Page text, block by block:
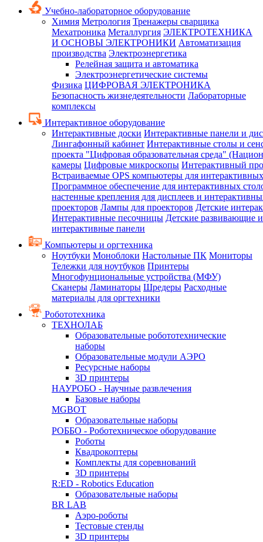
Учебно-лабораторное оборудование
Химия Метрология Тренажеры сварщика
Мехатроника Металлургия ЭЛЕКТРОТЕХНИКА
И ОСНОВЫ ЭЛЕКТРОНИКИ Автоматизация
производства Электроэнергетика
Релейная защита и автоматика
Электроэнергетические системы
Физика ЦИФРОВАЯ ЭЛЕКТРОНИКА
Безопасность жизнедеятельности Лабораторные
комплексы
Интерактивное оборудование
Интерактивные доски Интерактивные панели и
Лингафонный кабинет Интерактивные столы и
проекта "Цифровая образовательная среда"
камеры Цифровые микроскопы Интерактивный
Встраиваемые OPS компьютеры для
Программное обеспечение для интерактивных
настенные крепления для дисплеев и
проекторов Лампы для проекторов Детские
Интерактивные песочницы Детские развивающие
интерактивные панели
Компьютеры и оргтехника
Ноутбуки Моноблоки Настольные ПК Мониторы
Тележки для ноутбуков Принтеры
Многофунциональные устройства (МФУ)
Сканеры Ламинаторы Шредеры Расходные
материалы для оргтехники
Робототехника
ТЕХНОЛАБ
Образовательные робототехнические
наборы
Образовательные модули АЭРО
Ресурсные наборы
3D принтеры
НАУРОБО - Научные развлечения
Базовые наборы
MGBOT
Образовательные наборы
РОББО - Роботехническое оборудование
Роботы
Квадрокоптеры
Комплекты для соревнований
3D принтеры
R:ED - Robotics Education
Образовательные наборы
BR LAB
Аэро-роботы
Тестовые стенды
3D принтеры